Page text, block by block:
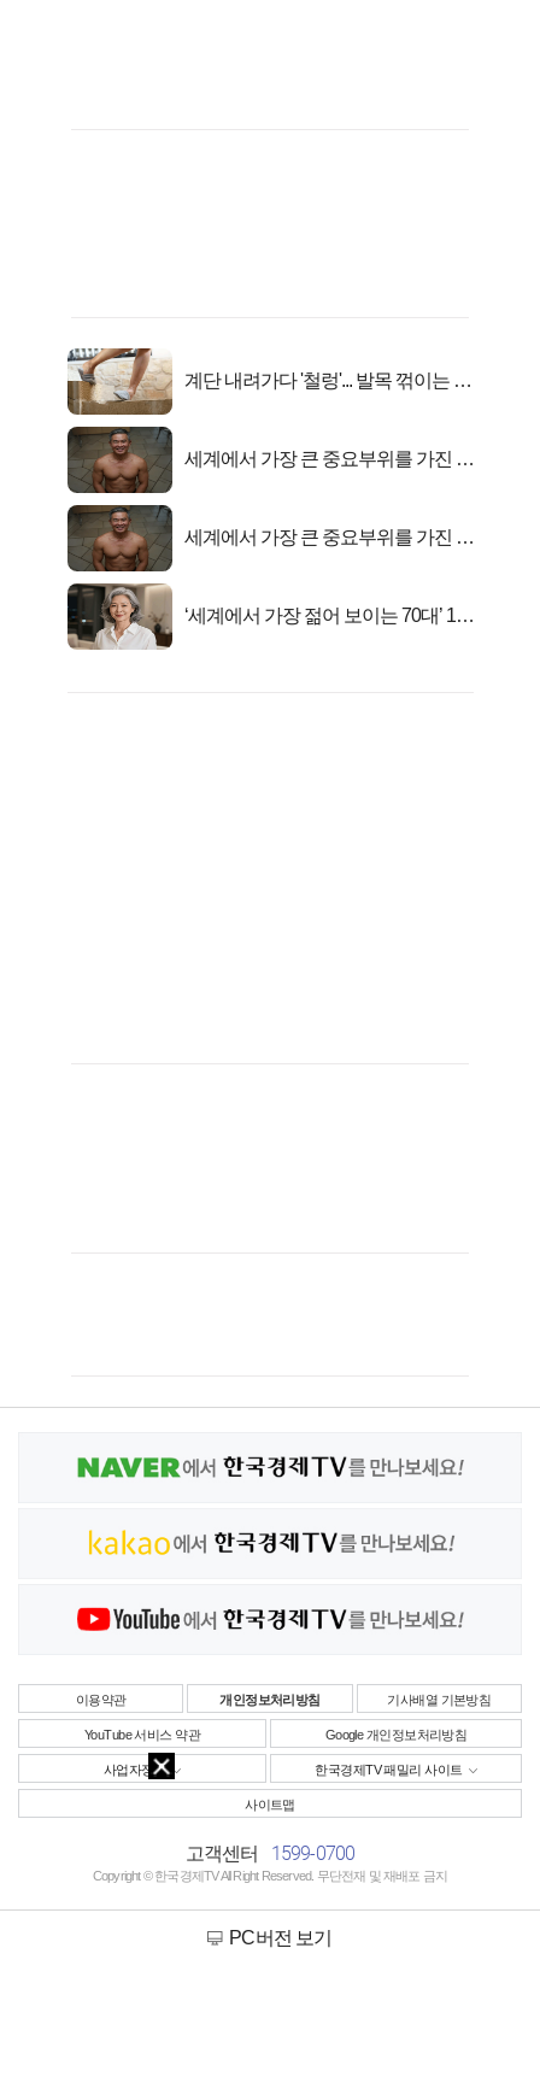
계단 내려가다 '철렁'... 발목 꺾이는 이
세계에서 가장 큰 중요부위를 가진 남
세계에서 가장 큰 중요부위를 가진 남
‘세계에서 가장 젊어 보이는 70대’ 1위
이용약관 개인정보처리방침 기사배열 기본방침
YouTube 서비스 약관 Google 개인정보처리방침
사업자정보 한국경제TV 패밀리 사이트
사이트맵
고객센터 1599-0700
Copyright © 한국경제TV All Right Reserved. 무단전재 및 재배포 금지
PC버전 보기